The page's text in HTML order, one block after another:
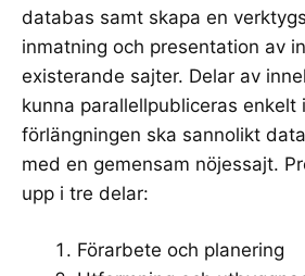
databas samt skapa en
inmatning och presentation av
existerande sajter. Delar av
kunna parallellpubliceras enkelt
förlängningen ska sannolikt
med en gemensam nöjessajt.
upp i tre delar:
Förarbete och planering